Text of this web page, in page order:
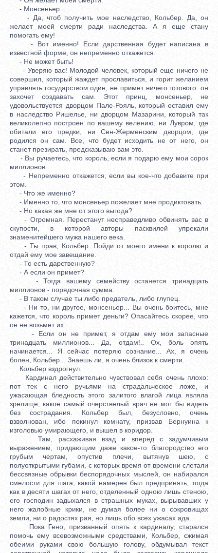
- Монсеньер...
- Да, чтоб получить мое наследство, Кольбер. Да, он
желает моей смерти ради наследства. А я еще стану
помогать ему!
- Вот именно! Если дарственная будет написана в
известной форме, он непременно откажется.
- Не может быть!
- Уверяю вас! Молодой человек, который еще ничего не
совершил, который жаждет прославиться, и горит желанием
управлять государством один, не примет ничего готового: он
захочет создавать сам. Этот принц, монсеньер, не
удовольствуется дворцом Пале-Рояль, который оставил ему
в наследство Ришелье, ни дворцом Мазарини, который так
великолепно построен по вашему велению, ни Лувром, где
обитали его предки, ни Сен-Жерменским дворцом, где
родился он сам. Все, что будет исходить не от него, он
станет презирать, предсказываю вам это.
- Вы ручаетесь, что король, если я подарю ему мои сорок
миллионов...
- Непременно откажется, если вы кое-что добавите при
этом.
- Что же именно?
- Именно то, что монсеньер пожелает мне продиктовать.
- Но какая же мне от этого выгода?
- Огромная. Перестанут несправедливо обвинять вас в
скупости, в которой авторы пасквилей упрекали
знаменитейшего мужа нашего века.
- Ты прав, Кольбер. Пойди от моего имени к королю и
отдай ему мое завещание.
- То есть дарственную?
- А если он примет?
- Тогда вашему семейству останется тринадцать
миллионов - порядочная сумма.
- В таком случае ты либо предатель, либо глупец.
- Ни то, ни другое, монсеньер... Вы очень боитесь, мне
кажется, что король примет деньги? Опасайтесь скорее, что
он не возьмет их.
- Если он не примет, я отдам ему мои запасные
тринадцать миллионов... Да, отдам!.. Ох, боль опять
начинается... Я сейчас потеряю сознание... Ах, я очень
болен, Кольбер... Знаешь ли, я очень близок к смерти.
Кольбер вздрогнул.
Кардинал действительно чувствовал себя очень плохо:
пот тек с него ручьями на страдальческое ложе, и
ужасающая бледность этого залитого влагой лица являла
зрелище, какое самый очерствелый врач не мог бы видеть
без сострадания. Кольбер был, безусловно, очень
взволнован, ибо покинул комнату, призвав Бернуина к
изголовью умирающего, и вышел в коридор.
Там, расхаживая взад и вперед с задумчивым
выражением, придающим даже какое-то благородство его
грубым чертам, опустив плечи, вытянув шею, с
полуоткрытыми губами, с которых время от времени слетали
бессвязные обрывки беспорядочных мыслей, он набирался
смелости для шага, какой намерен был предпринять, тогда
как в десяти шагах от него, отделенный одною лишь стеною,
его господин задыхался в страшных муках, вырывавших у
него жалобные крики, не думая более ни о сокровищах
земли, ни о радостях рая, но лишь обо всех ужасах ада.
Пока Гено, призванный опять к кардиналу, старался
помочь ему всевозможными средствами, Кольбер, сжимая
обеими руками свою большую голову, обдумывал текст